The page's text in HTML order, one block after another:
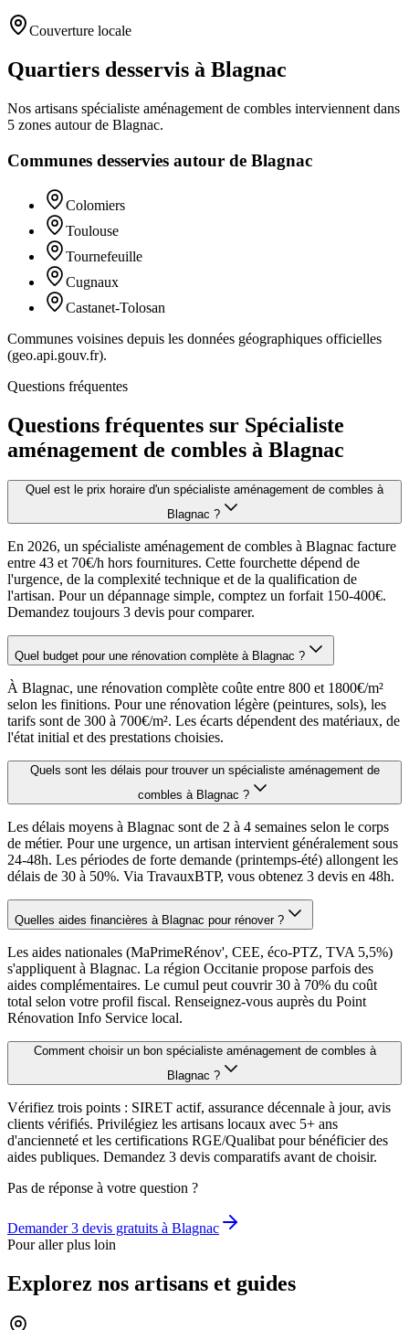
Couverture locale
Quartiers desservis à Blagnac
Nos artisans spécialiste aménagement de combles interviennent dans
5 zones autour de Blagnac.
Communes desservies autour de Blagnac
Colomiers
Toulouse
Tournefeuille
Cugnaux
Castanet-Tolosan
Communes voisines depuis les données géographiques officielles
(geo.api.gouv.fr).
Questions fréquentes
Questions fréquentes sur Spécialiste
aménagement de combles à Blagnac
Quel est le prix horaire d'un spécialiste aménagement de combles à
Blagnac ?
En 2026, un spécialiste aménagement de combles à Blagnac facture
entre 43 et 70€/h hors fournitures. Cette fourchette dépend de
l'urgence, de la complexité technique et de la qualification de
l'artisan. Pour un dépannage simple, comptez un forfait 150-400€.
Demandez toujours 3 devis pour comparer.
Quel budget pour une rénovation complète à Blagnac ?
À Blagnac, une rénovation complète coûte entre 800 et 1800€/m²
selon les finitions. Pour une rénovation légère (peintures, sols), les
tarifs sont de 300 à 700€/m². Les écarts dépendent des matériaux, de
l'état initial et des prestations choisies.
Quels sont les délais pour trouver un spécialiste aménagement de
combles à Blagnac ?
Les délais moyens à Blagnac sont de 2 à 4 semaines selon le corps
de métier. Pour une urgence, un artisan intervient généralement sous
24-48h. Les périodes de forte demande (printemps-été) allongent les
délais de 30 à 50%. Via TravauxBTP, vous obtenez 3 devis en 48h.
Quelles aides financières à Blagnac pour rénover ?
Les aides nationales (MaPrimeRénov', CEE, éco-PTZ, TVA 5,5%)
s'appliquent à Blagnac. La région Occitanie propose parfois des
aides complémentaires. Le cumul peut couvrir 30 à 70% du coût
total selon votre profil fiscal. Renseignez-vous auprès du Point
Rénovation Info Service local.
Comment choisir un bon spécialiste aménagement de combles à
Blagnac ?
Vérifiez trois points : SIRET actif, assurance décennale à jour, avis
clients vérifiés. Privilégiez les artisans locaux avec 5+ ans
d'ancienneté et les certifications RGE/Qualibat pour bénéficier des
aides publiques. Demandez 3 devis comparatifs avant de choisir.
Pas de réponse à votre question ?
Demander 3 devis gratuits à Blagnac
Pour aller plus loin
Explorez nos artisans et guides